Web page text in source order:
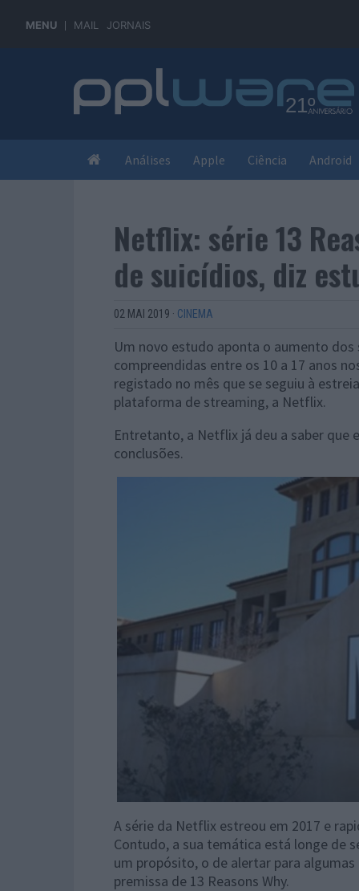
MENU MAIL JORNAIS
Análises Apple Ciência Android
Netflix: série 13
de suicídios, diz
02 MAI 2019 · CINEMA
Um novo estudo aponta o aumento
compreendidas entre os 10 a 17 anos
registado no mês que se seguiu à
plataforma de streaming, a Netflix.
Entretanto, a Netflix já deu a saber que
conclusões.
A série da Netflix estreou em 2017 e
Contudo, a sua temática está longe de
um propósito, o de alertar para
premissa de 13 Reasons Why.